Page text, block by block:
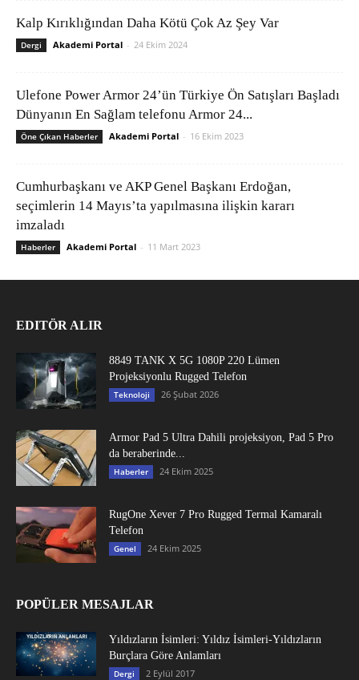
Kalp Kırıklığından Daha Kötü Çok Az Şey Var
Dergi Akademi Portal - 24 Ekim 2024
Ulefone Power Armor 24’ün Türkiye Ön Satışları Başladı
Dünyanın En Sağlam telefonu Armor 24...
Öne Çıkan Haberler Akademi Portal - 16 Ekim 2023
Cumhurbaşkanı ve AKP Genel Başkanı Erdoğan,
seçimlerin 14 Mayıs’ta yapılmasına ilişkin kararı
imzaladı
Haberler Akademi Portal - 11 Mart 2023
EDITÖR ALIR
8849 TANK X 5G 1080P 220 Lümen
Projeksiyonlu Rugged Telefon
Teknoloji 26 Şubat 2026
Armor Pad 5 Ultra Dahili projeksiyon, Pad 5 Pro
da beraberinde...
Haberler 24 Ekim 2025
RugOne Xever 7 Pro Rugged Termal Kamaralı
Telefon
Genel 24 Ekim 2025
POPÜLER MESAJLAR
Yıldızların İsimleri: Yıldız İsimleri-Yıldızların
Burçlara Göre Anlamları
Dergi 2 Eylül 2017